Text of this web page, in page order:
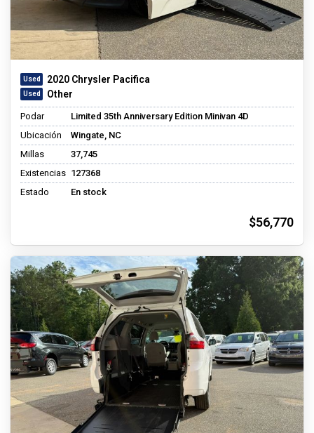
2020 Chrysler Pacifica
Other
Podar
Limited 35th Anniversary Edition Minivan 4D
Ubicación
Wingate, NC
Millas
37,745
Existencias 127368
Estado
En stock
$56,770